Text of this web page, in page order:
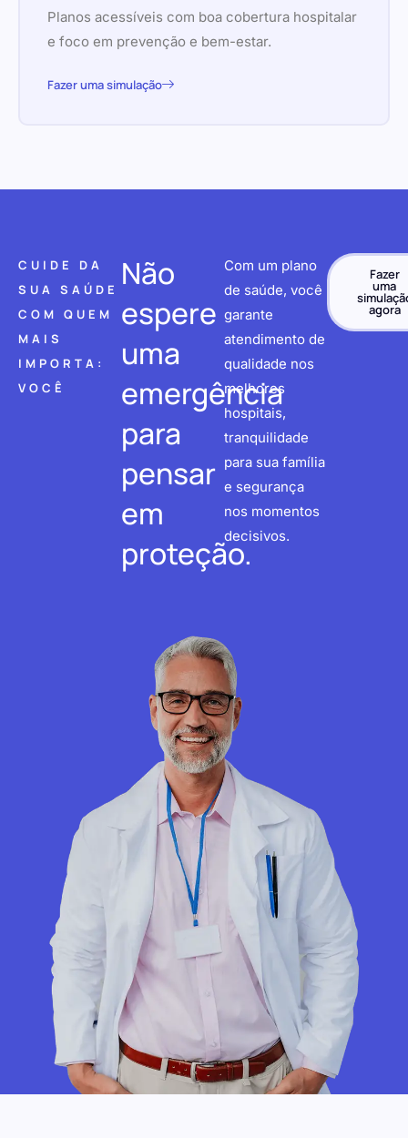
Planos acessíveis com boa cobertura hospitalar
e foco em prevenção e bem-estar.
Fazer uma simulação
CUIDE DA
SUA SAÚDE
COM QUEM
MAIS
IMPORTA:
VOCÊ
Não
espere
uma
emergência
para
pensar
em
proteção.
Com um plano
de saúde, você
garante
atendimento de
qualidade nos
melhores
hospitais,
tranquilidade
para sua família
e segurança
nos momentos
decisivos.
Fazer
uma
agora